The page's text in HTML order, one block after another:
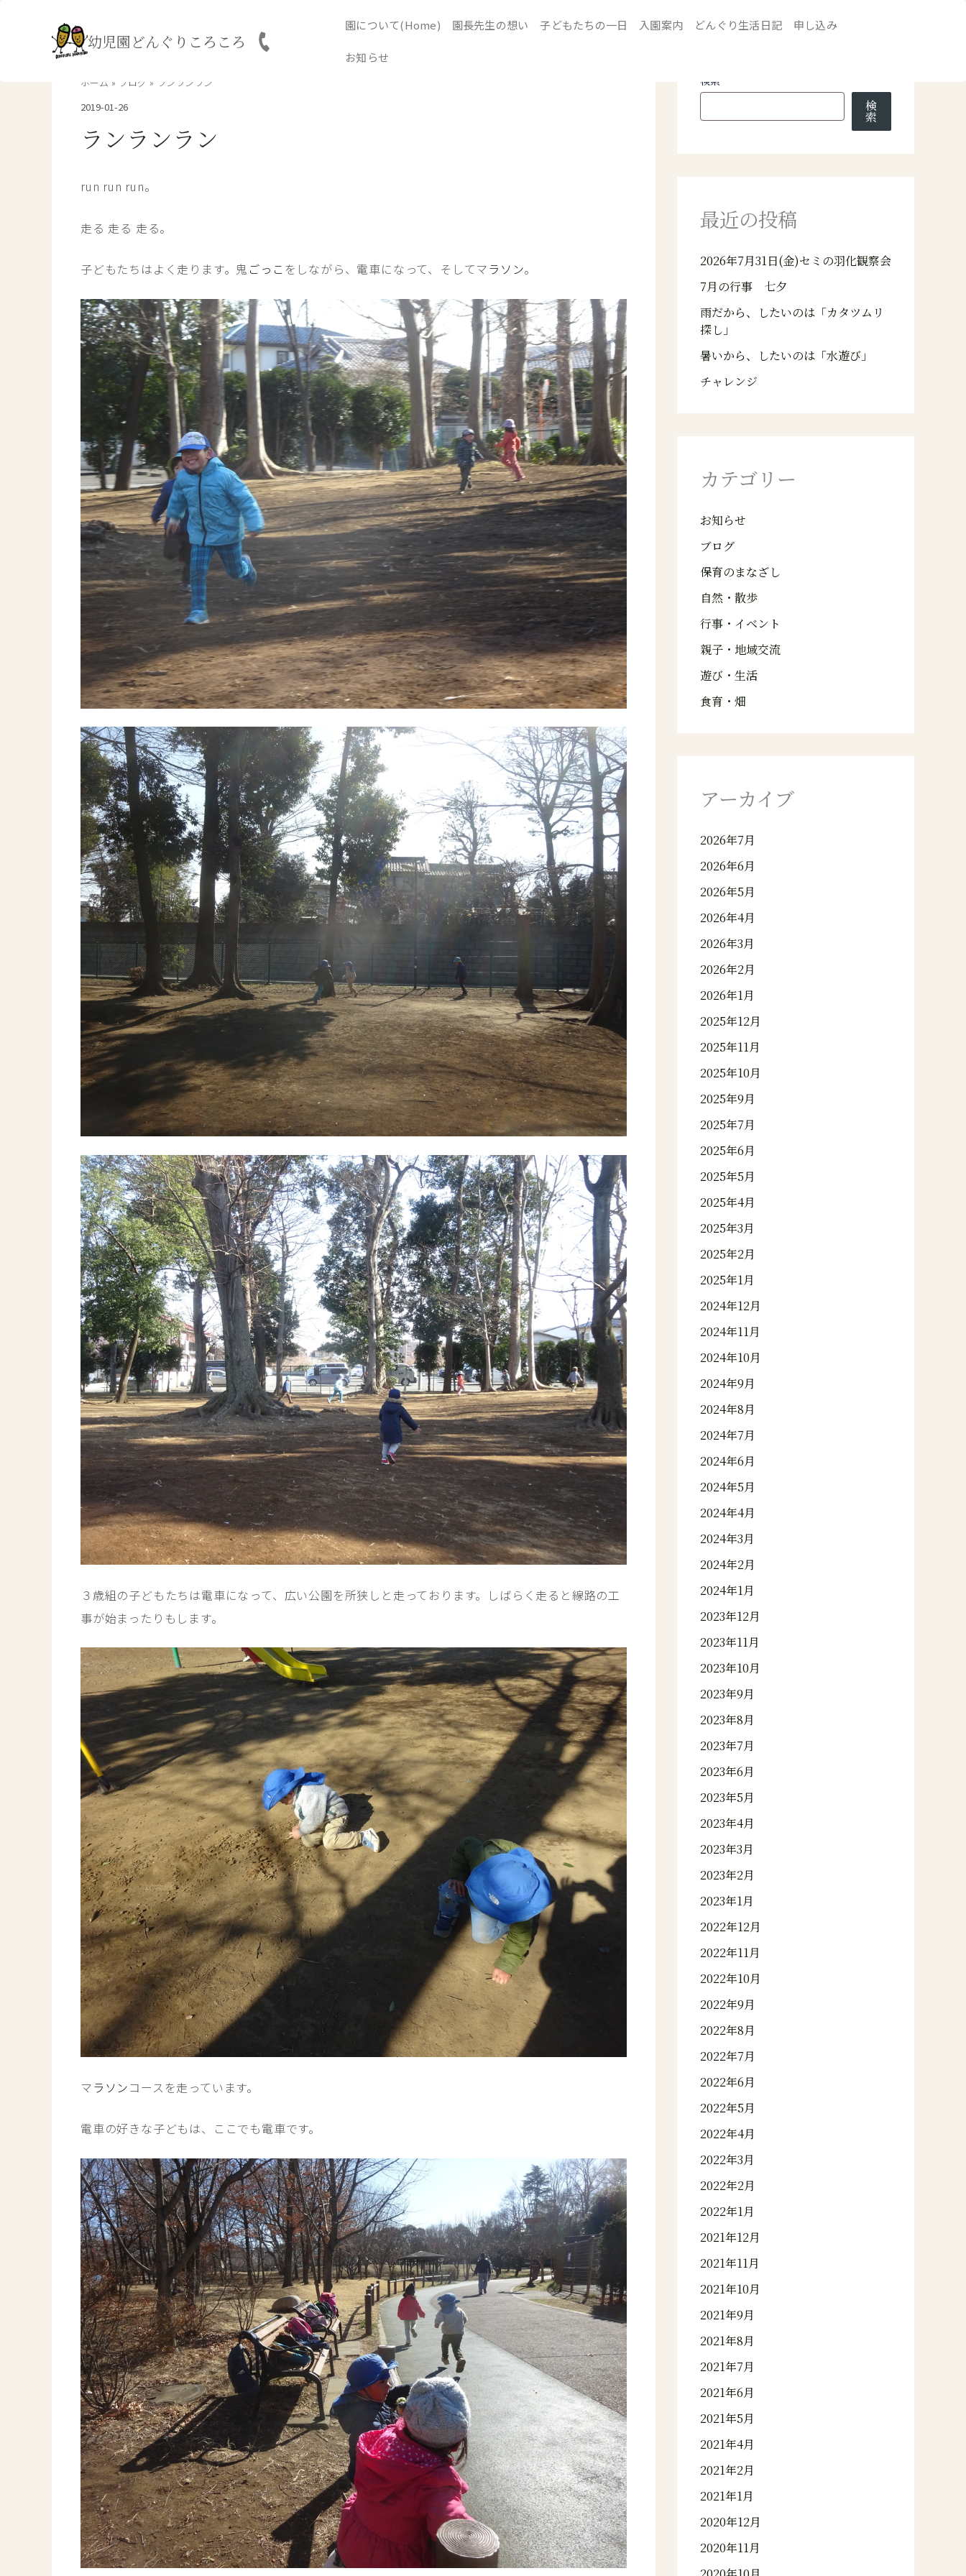
幼児園どんぐりころころ
園について(Home) 園長先生の想い 子どもたちの一日 入園案内 どんぐり生活日記 申し込み
お知らせ
ホーム ブログ
ランランラン
2019-01-26
ランランラン
run run run。
走る 走る 走る。
子どもたちはよく走ります。鬼 ごっこ をしながら、電車になって、そしてマラソン。
３歳組の子どもたちは電車になって、広い公園を所狭しと走っております。しばらく走ると線路の工
事が始まったりもします。
マラソンコースを走っています。
電車の好きな子どもは、ここでも電車です。
検索
検
索
最近の投稿
2026年7月31日(金)セミの羽化観察会
7月の行事 七夕
雨だから、したいのは「カタツムリ
探し」
暑いから、したいのは「水遊び」
チャレンジ
カテゴリー
お知らせ
ブログ
保育のまなざし
自然・散歩
行事・イベント
親子・地域交流
遊び・生活
食育・畑
アーカイブ
2026年7月
2026年6月
2026年5月
2026年4月
2026年3月
2026年2月
2026年1月
2025年12月
2025年11月
2025年10月
2025年9月
2025年7月
2025年6月
2025年5月
2025年4月
2025年3月
2025年2月
2025年1月
2024年12月
2024年11月
2024年10月
2024年9月
2024年8月
2024年7月
2024年6月
2024年5月
2024年4月
2024年3月
2024年2月
2024年1月
2023年12月
2023年11月
2023年10月
2023年9月
2023年8月
2023年7月
2023年6月
2023年5月
2023年4月
2023年3月
2023年2月
2023年1月
2022年12月
2022年11月
2022年10月
2022年9月
2022年8月
2022年7月
2022年6月
2022年5月
2022年4月
2022年3月
2022年2月
2022年1月
2021年12月
2021年11月
2021年10月
2021年9月
2021年8月
2021年7月
2021年6月
2021年5月
2021年4月
2021年2月
2021年1月
2020年12月
2020年11月